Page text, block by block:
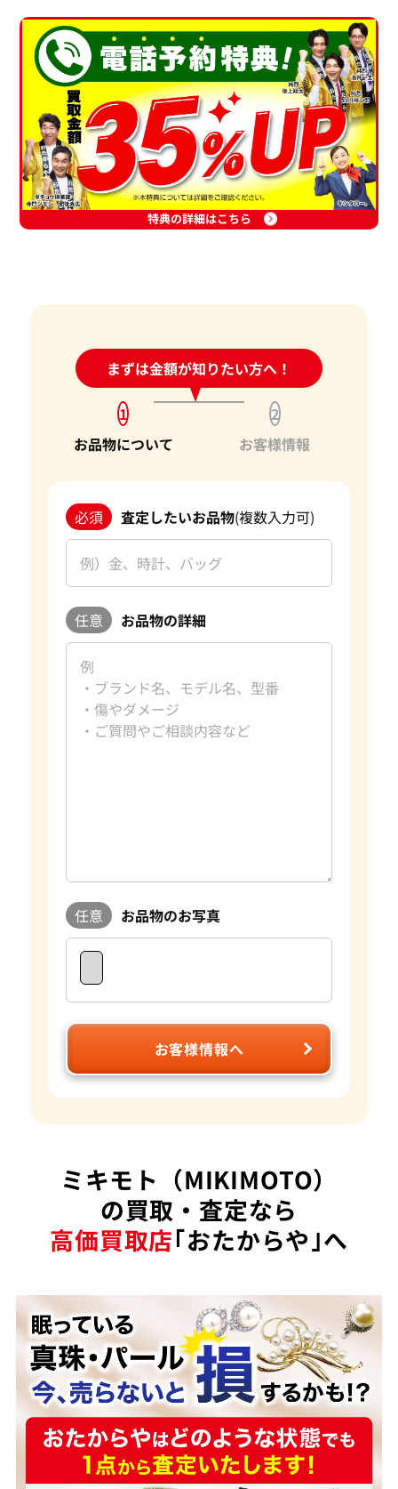
特典の詳細はこちら
まずは金額が知りたい方へ！
24時間受付中!問い合わせフォーム
1
お品物について
2
お客様情報
必須 査定したいお品物(複数入力可)
任意 お品物の詳細
任意 お品物のお写真
お客様情報へ
ミキモト（MIKIMOTO）
の買取・査定なら
高価買取店｢おたからや｣へ